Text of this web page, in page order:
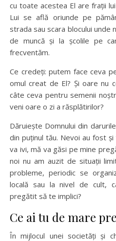
cu toate acestea El are frații
Lui se află oriunde pe
strada sau scara blocului unde
de muncă și la școlile pe
frecventăm.
Ce credeți: putem face ceva
omul creat de El? Și oare nu
câte ceva pentru semenii
veni oare o zi a răsplătirilor?
Dăruiește Domnului din
din puținul tău. Nevoi au fost
va ivi, mă va găsi pe mine
noi nu am auzit de situații
probleme, periodic se
locală sau la nivel de cult,
pregătit să te implici?
Ce ai tu de mare
În mijlocul unei societăți și